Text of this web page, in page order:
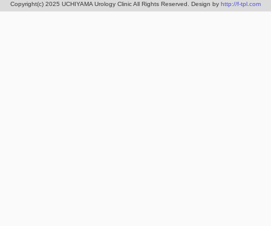
Copyright(c) 2025 UCHIYAMA Urology Clinic All Rights Reserved. Design by http://f-tpl.com